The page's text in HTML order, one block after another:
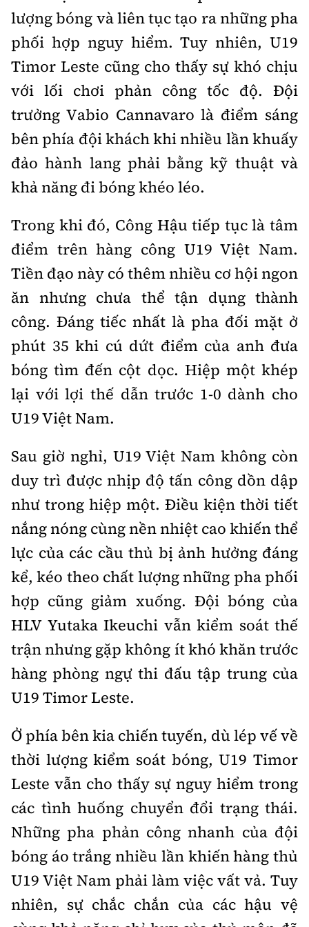
Tổng biên tập: Nguyễn Thị Hồng Nga
Phó Tổng biên tập:
Nguyễn Sơn Tùng,
Nguyễn Đức Thắng, La Đức Hùng
Hotline:
0901 514 799
Quảng cáo và Phát hành:
0915 057 282
Email:bandoc@baoxaydung.vn
Cấm sao chép dưới mọi hình thức nếu không có sự
chấp thuận bằng văn bản.
Thông tin tòa
lượng bóng và liên tục tạo ra những pha
phối hợp nguy hiểm. Tuy nhiên, U19
Timor Leste cũng cho thấy sự khó chịu
với lối chơi phản công tốc độ. Đội
trưởng Vabio Cannavaro là điểm sáng
bên phía đội khách khi nhiều lần khuấy
đảo hành lang phải bằng kỹ thuật và
khả năng đi bóng khéo léo.
Trong khi đó, Công Hậu tiếp tục là tâm
điểm trên hàng công U19 Việt Nam.
Tiền đạo này có thêm nhiều cơ hội ngon
ăn nhưng chưa thể tận dụng thành
công. Đáng tiếc nhất là pha đối mặt ở
phút 35 khi cú dứt điểm của anh đưa
bóng tìm đến cột dọc. Hiệp một khép
lại với lợi thế dẫn trước 1-0 dành cho
U19 Việt Nam.
Sau giờ nghỉ, U19 Việt Nam không còn
duy trì được nhịp độ tấn công dồn dập
như trong hiệp một. Điều kiện thời tiết
nắng nóng cùng nền nhiệt cao khiến thể
lực của các cầu thủ bị ảnh hưởng đáng
kể, kéo theo chất lượng những pha phối
hợp cũng giảm xuống. Đội bóng của
HLV Yutaka Ikeuchi vẫn kiểm soát thế
trận nhưng gặp không ít khó khăn trước
hàng phòng ngự thi đấu tập trung của
U19 Timor Leste.
Ở phía bên kia chiến tuyến, dù lép vế về
thời lượng kiểm soát bóng, U19 Timor
Leste vẫn cho thấy sự nguy hiểm trong
các tình huống chuyển đổi trạng thái.
Những pha phản công nhanh của đội
bóng áo trắng nhiều lần khiến hàng thủ
U19 Việt Nam phải làm việc vất vả. Tuy
nhiên, sự chắc chắn của các hậu vệ